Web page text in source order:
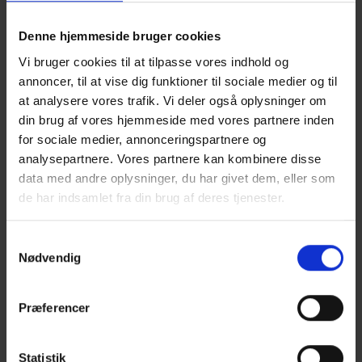
Denne hjemmeside bruger cookies
Vi bruger cookies til at tilpasse vores indhold og
annoncer, til at vise dig funktioner til sociale medier og til
at analysere vores trafik. Vi deler også oplysninger om
din brug af vores hjemmeside med vores partnere inden
for sociale medier, annonceringspartnere og
analysepartnere. Vores partnere kan kombinere disse
data med andre oplysninger, du har givet dem, eller som
de har indsamlet fra din brug af deres tjenester.
Nødvendig
Præferencer
Statistik
4. OKTOBER 2024
PURASAN
Savner du sommeren? Så drøm dig væk til fjerne himmelstrøg!
finurlig vis til at skabe Purasan – et anlæg, der forener det
åndelige, den dybe forbindelse til naturen med et bredt udbud
Læs mere på vores portal med inspiration til træbyggerier: